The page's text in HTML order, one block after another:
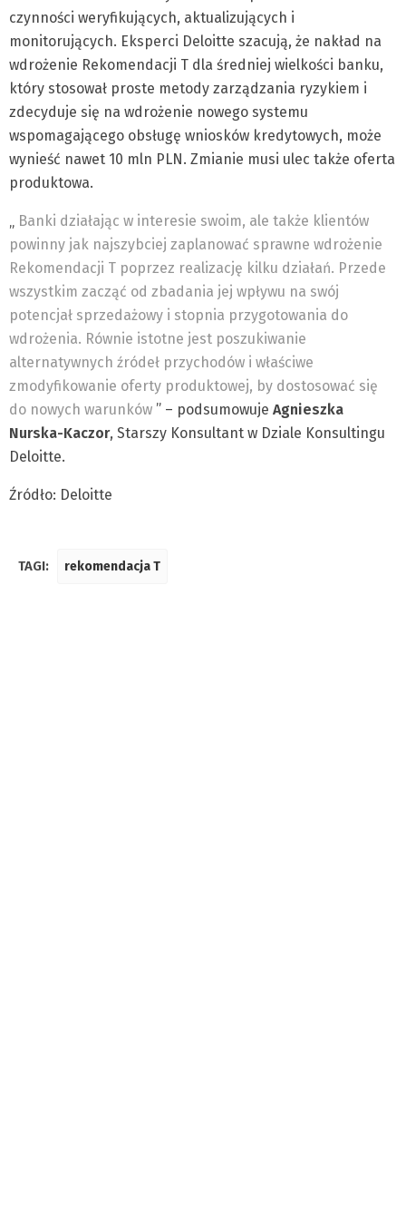
czynności weryfikujących, aktualizujących i
monitorujących. Eksperci Deloitte szacują, że nakład na
wdrożenie Rekomendacji T dla średniej wielkości banku,
który stosował proste metody zarządzania ryzykiem i
zdecyduje się na wdrożenie nowego systemu
wspomagającego obsługę wniosków kredytowych, może
wynieść nawet 10 mln PLN. Zmianie musi ulec także oferta
produktowa.
„ Banki działając w interesie swoim, ale także klientów
powinny jak najszybciej zaplanować sprawne wdrożenie
Rekomendacji T poprzez realizację kilku działań. Przede
wszystkim zacząć od zbadania jej wpływu na swój
potencjał sprzedażowy i stopnia przygotowania do
wdrożenia. Równie istotne jest poszukiwanie
alternatywnych źródeł przychodów i właściwe
zmodyfikowanie oferty produktowej, by dostosować się
do nowych warunków ” – podsumowuje Agnieszka
Nurska-Kaczor, Starszy Konsultant w Dziale Konsultingu
Deloitte.
Źródło: Deloitte
TAGI: rekomendacja T